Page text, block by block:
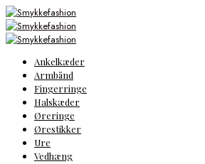
Ankelkæder
Armbånd
Fingerringe
Halskæder
Øreringe
Ørestikker
Ure
Vedhæng